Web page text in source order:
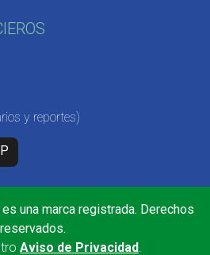
y reportes)
es una marca registrada. Derechos
reservados.
Aviso de Privacidad